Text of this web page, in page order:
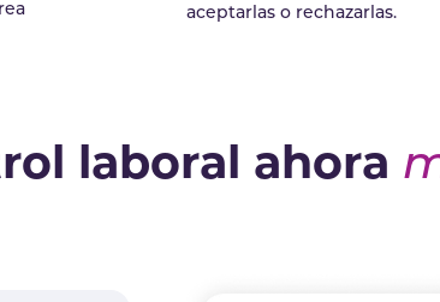
aceptarlas o rechazarlas.
laboral ahora